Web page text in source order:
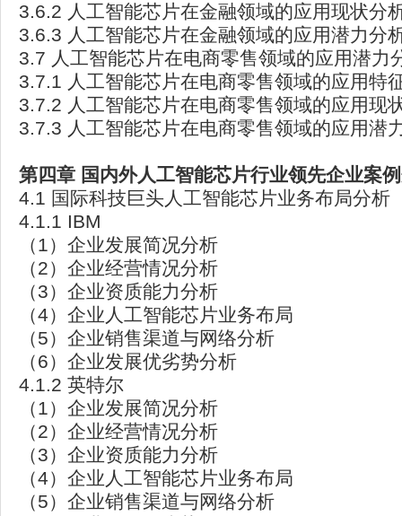
3.6.2 人工智能芯片在金融领域的应用现状分
3.6.3 人工智能芯片在金融领域的应用潜力分
3.7 人工智能芯片在电商零售领域的应用潜力
3.7.1 人工智能芯片在电商零售领域的应用特
3.7.2 人工智能芯片在电商零售领域的应用现
3.7.3 人工智能芯片在电商零售领域的应用潜
第四章 国内外人工智能芯片行业领先企业案
4.1 国际科技巨头人工智能芯片业务布局分析
4.1.1 IBM
（1）企业发展简况分析
（2）企业经营情况分析
（3）企业资质能力分析
（4）企业人工智能芯片业务布局
（5）企业销售渠道与网络分析
（6）企业发展优劣势分析
4.1.2 英特尔
（1）企业发展简况分析
（2）企业经营情况分析
（3）企业资质能力分析
（4）企业人工智能芯片业务布局
（5）企业销售渠道与网络分析